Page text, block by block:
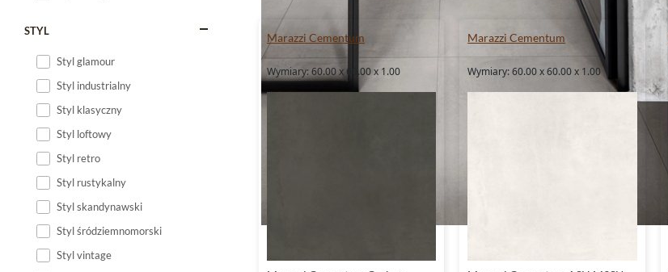
STYL
Styl glamour
Styl industrialny
Styl klasyczny
Styl loftowy
Styl retro
Styl rustykalny
Styl skandynawski
Styl śródziemnomorski
Styl vintage
Marazzi Cementum
Wymiary: 60.00 x 60.00 x 1.00
Marazzi Cementum
Wymiary: 60.00 x 60.00 x 1.00